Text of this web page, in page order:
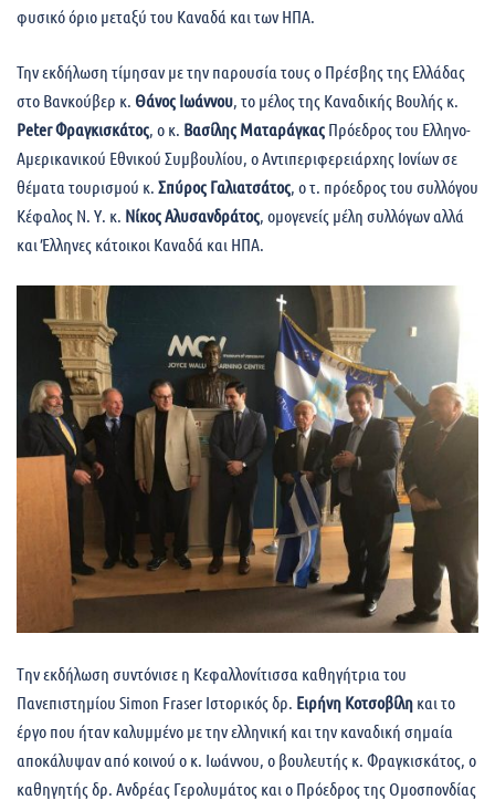
φυσικό όριο μεταξύ του Καναδά και των ΗΠΑ.
Την εκδήλωση τίμησαν με την παρουσία τους ο Πρέσβης της Ελλάδας
στο Βανκούβερ κ. Θάνος Ιωάννου, το μέλος της Καναδικής Βουλής κ.
Peter Φραγκισκάτος, ο κ. Βασίλης Ματαράγκας Πρόεδρος του Ελληνο-
Αμερικανικού Εθνικού Συμβουλίου, ο Αντιπεριφερειάρχης Ιονίων σε
θέματα τουρισμού κ. Σπύρος Γαλιατσάτος, ο τ. πρόεδρος του συλλόγου
Κέφαλος Ν. Υ. κ. Νίκος Αλυσανδράτος, ομογενείς μέλη συλλόγων αλλά
και Έλληνες κάτοικοι Καναδά και ΗΠΑ.
Tην εκδήλωση συντόνισε η Κεφαλλονίτισσα καθηγήτρια του
Πανεπιστημίου Simon Fraser Ιστορικός δρ. Ειρήνη Κοτσοβίλη και το
έργο που ήταν καλυμμένο με την ελληνική και την καναδική σημαία
αποκάλυψαν από κοινού ο κ. Ιωάννου, ο βουλευτής κ. Φραγκισκάτος, ο
καθηγητής δρ. Ανδρέας Γερολυμάτος και ο Πρόεδρος της Ομοσπονδίας